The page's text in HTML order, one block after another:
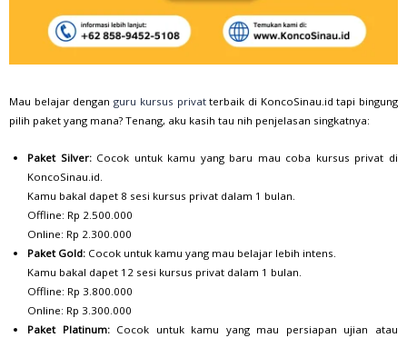
Mau belajar denganguru kursus privatterbaik di KoncoSinau.id tapi bingung
pilih paket yang mana? Tenang, aku kasih tau nih penjelasan singkatnya:
Paket Silver: Cocok untuk kamu yang baru mau coba kursus privat di
KoncoSinau.id.
Kamu bakal dapet 8 sesi kursus privat dalam 1 bulan.
Offline: Rp 2.500.000
Online: Rp 2.300.000
Paket Gold: Cocok untuk kamu yang mau belajar lebih intens.
Kamu bakal dapet 12 sesi kursus privat dalam 1 bulan.
Offline: Rp 3.800.000
Online: Rp 3.300.000
Paket Platinum: Cocok untuk kamu yang mau persiapan ujian atau